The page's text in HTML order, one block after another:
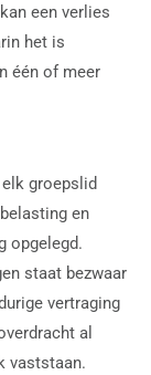
een verlies
het is
één of meer
groepslid
en
opgelegd.
staat bezwaar
vertraging
al
vaststaan.